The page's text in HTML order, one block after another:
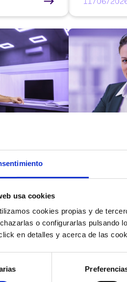
usa cookies
cookies propias y de
o configurarlas pulsando
en detalles y acerca de las
11/06/
contact
Cómo
12/05/